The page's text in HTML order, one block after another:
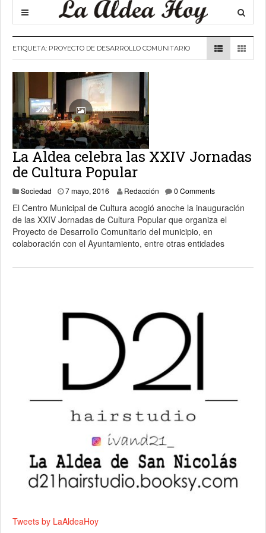
ETIQUETA: PROYECTO DE DESARROLLO COMUNITARIO
La Aldea celebra las XXIV Jornadas
de Cultura Popular
Sociedad 7 mayo, 2016 7 mayo, 2016
Redacción 0 Comments
El Centro Municipal de Cultura acogió anoche la inauguración
de las XXIV Jornadas de Cultura Popular que organiza el
Proyecto de Desarrollo Comunitario del municipio, en
colaboración con el Ayuntamiento, entre otras entidades
Tweets by LaAldeaHoy